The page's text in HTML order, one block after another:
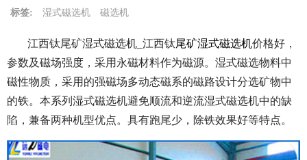
标签: 湿式磁选机 磁选机
江西钛尾矿湿式磁选机_江西钛尾矿湿式磁选机价格好，
参数及磁场强度，采用永磁材料作为磁源。湿式磁选物料中
磁性物质，采用的强磁场多动态磁系的磁路设计分选矿物中
的铁。本系列湿式磁选机避免顺流和逆流湿式磁选机中的缺
陷，兼备两种机型优点。具有跑尾少，除铁效果好等特点。